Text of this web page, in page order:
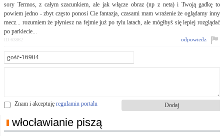
sory Termos, z całym szacunkiem, ale jak włącze obraz (np z neta) i Twoją gadkę to
powiem jedno - zbyt często ponosi Cie fantazja, czasami mam wrażenie że oglądamy inny
mecz... rozumiem że płyniesz na fejmie już po tylu latach, ale mógłbyś się lepiej rozglądać
po parkiecie...
odpowiedz
ID:63862
Znam i akceptuję regulamin portalu
włocławianie piszą